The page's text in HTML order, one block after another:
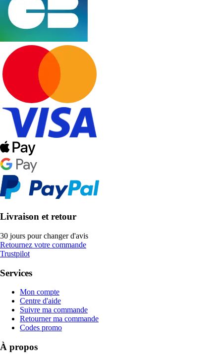
Livraison et retour
30 jours pour changer d'avis
Retournez votre commande
Trustpilot
Services
Mon compte
Centre d'aide
Suivre ma commande
Retourner ma commande
Codes promo
À propos